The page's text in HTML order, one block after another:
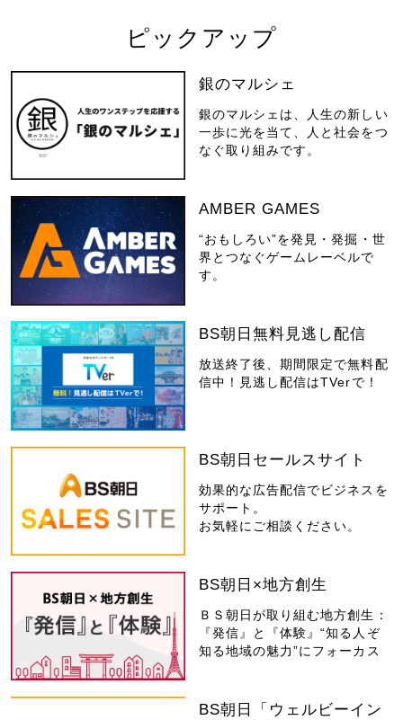
ピックアップ
銀のマルシェ
銀のマルシェは、人生の新しい
一歩に光を当て、人と社会をつ
なぐ取り組みです。
AMBER GAMES
“おもしろい”を発見・発掘・世
界とつなぐゲームレーベルで
す。
BS朝日無料見逃し配信
放送終了後、期間限定で無料配
信中！見逃し配信はTVerで！
BS朝日セールスサイト
効果的な広告配信でビジネスを
サポート。
お気軽にご相談ください。
BS朝日×地方創生
ＢＳ朝日が取り組む地方創生：
『発信』と『体験』“知る人ぞ
知る地域の魅力”にフォーカス
BS朝日「ウェルビーイン